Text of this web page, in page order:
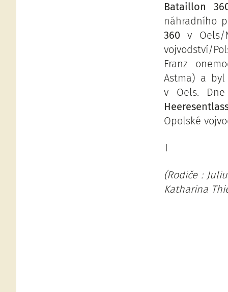
Bataillon
náhradního
360 v Oels/
vojvodství/
Franz
Astma) a byl
v Oels. Dne
Opolské
†
(Rodiče :
Katharina